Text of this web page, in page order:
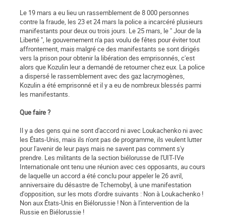
Le 19 mars a eu lieu un rassemblement de 8 000 personnes
contre la fraude, les 23 et 24 mars la police a incarcéré plusieurs
manifestants pour deux ou trois jours. Le 25 mars, le " Jour de la
Liberté ", le gouvernement n'a pas voulu de fêtes pour éviter tout
affrontement, mais malgré ce des manifestants se sont dirigés
vers la prison pour obtenir la libération des emprisonnés, c'est
alors que Kozulin leur a demandé de retourner chez eux. La police
a dispersé le rassemblement avec des gaz lacrymogènes,
Kozulin a été emprisonné et il y a eu de nombreux blessés parmi
les manifestants.
Que faire ?
Il y a des gens qui ne sont d'accord ni avec Loukachenko ni avec
les États-Unis, mais ils n'ont pas de programme, ils veulent lutter
pour l'avenir de leur pays mais ne savent pas comment s'y
prendre. Les militants de la section biélorusse de l'UIT-IVe
Internationale ont tenu une réunion avec ces opposants, au cours
de laquelle un accord a été conclu pour appeler le 26 avril,
anniversaire du désastre de Tchernobyl, à une manifestation
d'opposition, sur les mots d'ordre suivants : Non à Loukachenko !
Non aux États-Unis en Biélorussie ! Non à l'intervention de la
Russie en Biélorussie !